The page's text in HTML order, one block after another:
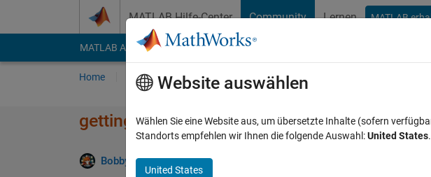
MATLAB Hilfe-Center Community Lernen MATLAB
MATLAB Answers File Exchange Cody
Home Fragen Antworten Durchsuchen
getting an error in this code
Bobby 29 Apr. 2022 3 Antworten
Website auswählen
Wählen Sie eine Website aus, um übersetzte Inhalte (sofern
Standorts empfehlen wir Ihnen die folgende Auswahl:United States.
United States